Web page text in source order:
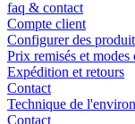
faq & contact
Compte client
Configurer des
Prix remisés et modes
Expédition et retours
Contact
Technique de
Contact